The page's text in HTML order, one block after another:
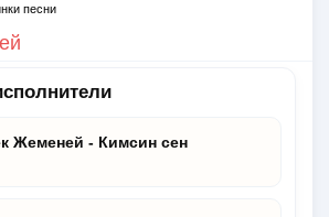
песни
Жеменей - Кимсин сен